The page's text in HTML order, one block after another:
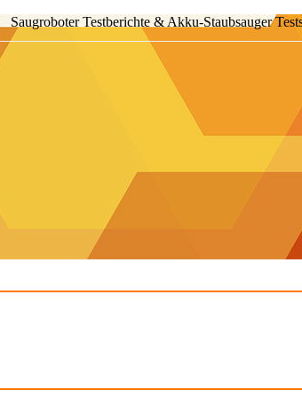
Saugroboter Testberichte & Akku-Staubsauger